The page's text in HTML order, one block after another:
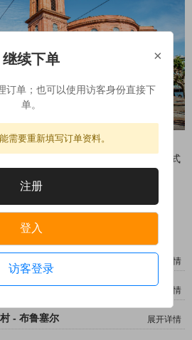
餐：自理 晚餐：可选香喷酥脆的德式
星酒店
（吕德斯海姆+德意志之角）
展开详情
特丹 展开详情
- 布鲁塞尔 展开详情
×
继续下单
订单；也可以使用访客身份直接下
单。
需要重新填写订单资料。
注册
登入
访客登录